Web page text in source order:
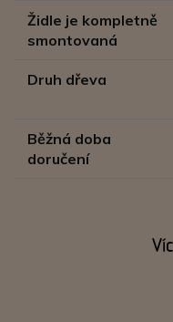
Židle je kompletně
smontovaná
Druh dřeva
Běžná doba
doručení